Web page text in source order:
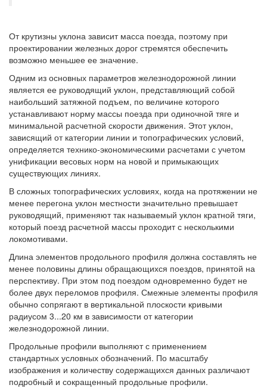
От крутизны уклона зависит масса поезда, поэтому при
проектировании железных дорог стремятся обеспечить
возможно меньшее ее значение.
Одним из основных параметров железнодорожной линии
является ее руководящий уклон, представляющий собой
наибольший затяжной подъем, по величине которого
устанавливают норму массы поезда при одиночной тяге и
минимальной расчетной скорости движения. Этот уклон,
зависящий от категории линии и топографических условий,
определяется технико-экономическими расчетами с учетом
унификации весовых норм на новой и примыкающих
существующих линиях.
В сложных топографических условиях, когда на протяжении не
менее перегона уклон местности значительно превышает
руководящий, применяют так называемый уклон кратной тяги,
который поезд расчетной массы проходит с несколькими
локомотивами.
Длина элементов продольного профиля должна составлять не
менее половины длины обращающихся поездов, принятой на
перспективу. При этом под поездом одновременно будет не
более двух переломов профиля. Смежные элементы профиля
обычно сопрягают в вертикальной плоскости кривыми
радиусом 3...20 км в зависимости от категории
железнодорожной линии.
Продольные профили выполняют с применением
стандартных условных обозначений. По масштабу
изображения и количеству содержащихся данных различают
подробный и сокращенный продольные профили.